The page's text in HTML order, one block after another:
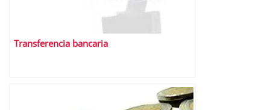
Transferencia bancaria